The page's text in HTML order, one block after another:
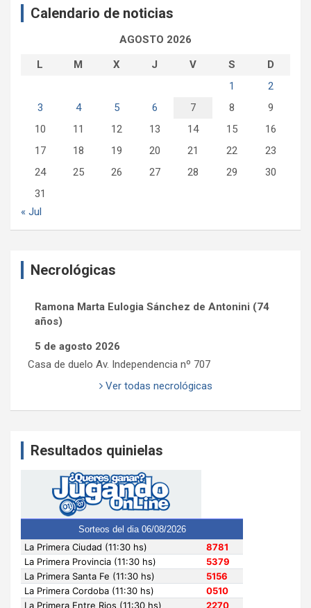
Calendario de noticias
AGOSTO 2026
L
M X J V S
D
1
2
3
4 5 6 7 8
9
10
11 12 13 14 15
16
17
18 19 20 21 22
23
24
25 26 27 28 29
30
31
« Jul
Necrológicas
Ramona Marta Eulogia Sánchez de Antonini (74
años)
5 de agosto 2026
Casa de duelo Av. Independencia nº 707
Ver todas necrológicas
Resultados quinielas